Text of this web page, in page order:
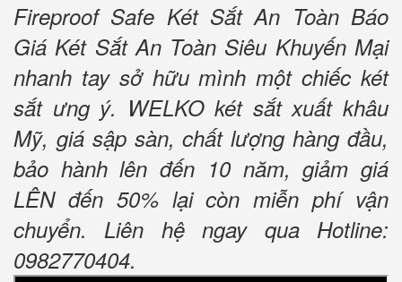
Fireproof Safe Két Sắt An Toàn Báo
Giá Két Sắt An Toàn Siêu Khuyến Mại
nhanh tay sở hữu mình một chiếc két
sắt ưng ý. WELKO két sắt xuất khâu
Mỹ, giá sập sàn, chất lượng hàng đầu,
bảo hành lên đến 10 năm, giảm giá
LÊN đến 50% lại còn miễn phí vận
chuyển. Liên hệ ngay qua Hotline:
0982770404.